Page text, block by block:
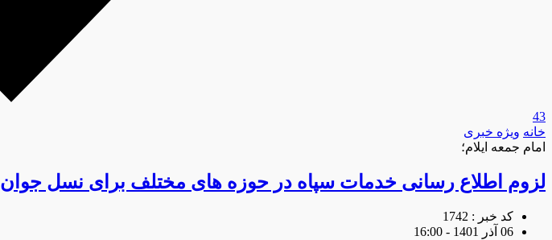
43
خانه ویژه خبری
امام جمعه ایلام؛
لزوم اطلاع رسانی خدمات سپاه در حوزه های مختلف برای نسل جوان
کد خبر : 1742
06 آذر 1401 - 16:00